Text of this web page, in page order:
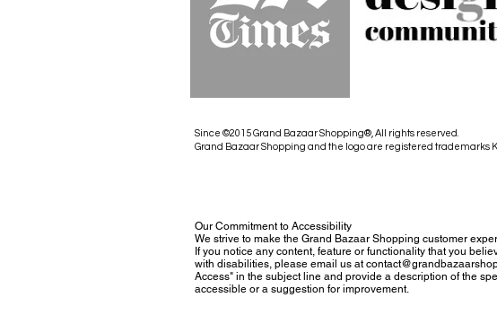
Since ©2015 Grand Bazaar Shopping®, All rights reserved.
Grand Bazaar Shopping and the logo are registered trademarks
Our Commitment to Accessibility
We strive to make the Grand Bazaar Shopping customer
If you notice any content, feature or functionality that you
with disabilities, please email us at
Access" in the subject line and provide a description of the
accessible or a suggestion for improvement.